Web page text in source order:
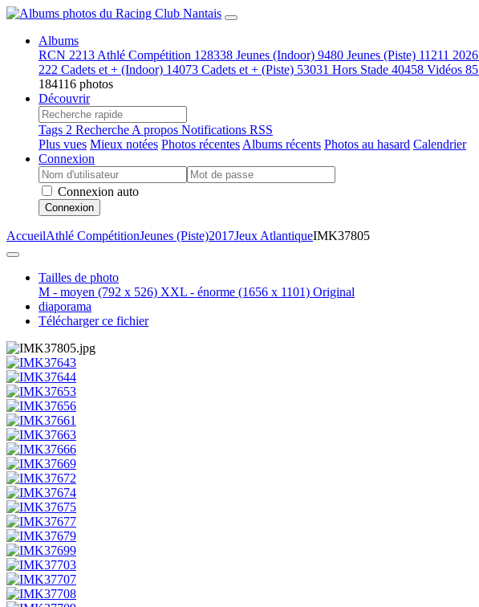
Albums
RCN 2213 Athlé Compétition 128338 Jeunes (Indoor) 9480 Jeunes (Piste) 11211 2026
222 Cadets et + (Indoor) 14073 Cadets et + (Piste) 53031 Hors Stade 40458 Vidéos 85
184116 photos
Découvrir
Tags 2 Recherche A propos Notifications RSS
Plus vues Mieux notées Photos récentes Albums récents Photos au hasard Calendrier
Connexion
Connexion auto
Connexion
AccueilAthlé CompétitionJeunes (Piste)2017Jeux AtlantiqueIMK37805
Tailles de photo
M - moyen (792 x 526) XXL - énorme (1656 x 1101) Original
diaporama
Télécharger ce fichier